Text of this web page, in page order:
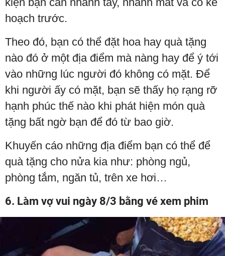
hoạch trước.
Theo đó, bạn có thể đặt hoa hay quà tặng
nào đó ở một địa điểm mà nàng hay để ý tới
vào những lúc người đó không có mặt. Để
khi người ấy có mặt, bạn sẽ thấy họ rạng rỡ
hạnh phúc thế nào khi phát hiện món quà
tặng bất ngờ bạn để đó từ bao giờ.
Khuyến cáo những địa điểm bạn có thể để
quà tặng cho nửa kia như: phòng ngủ,
phòng tắm, ngăn tủ, trên xe hơi…
6. Làm vợ vui ngày 8/3 bằng vé xem phim